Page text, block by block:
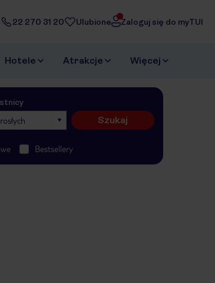
22 270 31 20 Ulubione Zaloguj się do myTUI
Hotele Atrakcje Więcej
Szukaj
Bestsellery